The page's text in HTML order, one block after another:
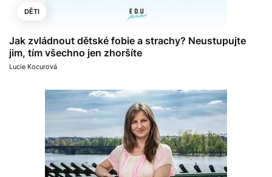
DĚTI
Jak zvládnout dětské fobie a strachy? Neustupujte
jim, tím všechno jen zhoršíte
Lucie Kocurová